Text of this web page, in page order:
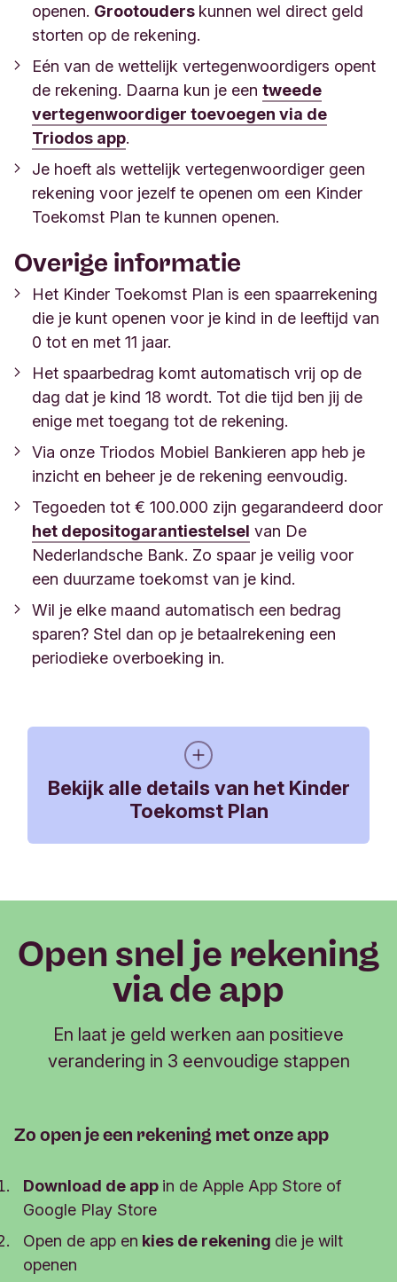
Je ontvangt het cadeau zodra je minimaal € 100
hebt gestort (mag in delen) op je nieuwe Kinder
Toekomst Plan en je gegevens zijn
gecontroleerd. Dit kan een aantal weken duren.
Je kunt het cadeau niet inwisselen voor geld.
Triodos Bank is niet verantwoordelijk dan wel
aansprakelijk voor gebreken in de cadeaus
en/of problemen omtrent de verzending.
voorzien zal een besluit worden genomen door
Triodos Bank.
Triodos Bank kan deze actievoorwaarden
gedurende de actielooptijd wijzigen of
openen. Grootouders kunnen wel direct geld
storten op de rekening.
Eén van de wettelijk vertegenwoordigers opent
de rekening. Daarna kun je een tweede
vertegenwoordiger toevoegen via de
Triodos app.
Je hoeft als wettelijk vertegenwoordiger geen
rekening voor jezelf te openen om een Kinder
Toekomst Plan te kunnen openen.
Overige informatie
Het Kinder Toekomst Plan is een spaarrekening
die je kunt openen voor je kind in de leeftijd van
0 tot en met 11 jaar.
Het spaarbedrag komt automatisch vrij op de
dag dat je kind 18 wordt. Tot die tijd ben jij de
enige met toegang tot de rekening.
Via onze Triodos Mobiel Bankieren app heb je
inzicht en beheer je de rekening eenvoudig.
Tegoeden tot € 100.000 zijn gegarandeerd door
het depositogarantiestelsel van De
Nederlandsche Bank. Zo spaar je veilig voor
een duurzame toekomst van je kind.
Wil je elke maand automatisch een bedrag
sparen? Stel dan op je betaalrekening een
periodieke overboeking in.
Bekijk alle details van het Kinder
Toekomst Plan
Storten
doe je eenvoudig via je betaalrekening.
Ook anderen kunnen geld storten op het Kinder
Automatisch sparen is mogelijk door je bank
opdracht te geven maandelijks een vast bedrag
Kinder Toekomst Plan is geschikt om
schenkingen te doen aan een kind.
Opnemen
Het spaarbedrag komt vrij op de 18
van je kind. ​​​​​Dan vragen we je kind wat er met
het bedrag moet gebeuren.
Open snel je rekening
via de app
En laat je geld werken aan positieve
verandering in 3 eenvoudige stappen
Zo open je een rekening met onze app
​​​​​Download de app in de Apple App Store of
Google Play Store
Open de app en kies de rekening die je wilt
openen​​​​​